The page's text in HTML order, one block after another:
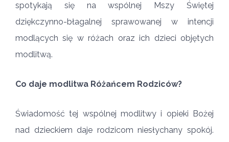
spotykają się na wspólnej Mszy Świętej
dziękczynno-błagalnej sprawowanej w intencji
modlących się w różach oraz ich dzieci objętych
modlitwą.
Co daje modlitwa Różańcem Rodziców?
Świadomość tej wspólnej modlitwy i opieki Bożej
nad dzieckiem daje rodzicom niesłychany spokój.